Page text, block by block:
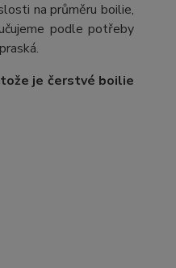
na průměru boilie,
podle potřeby
je čerstvé boilie